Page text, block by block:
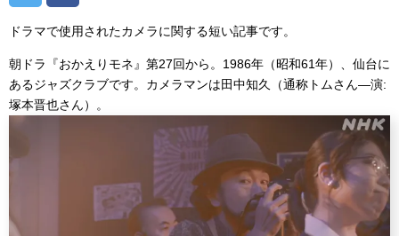
ドラマで使用されたカメラに関する短い記事です。
朝ドラ『おかえりモネ』第27回から。1986年（昭和61年）、仙台に
あるジャズクラブです。カメラマンは田中知久（通称トムさん―演:
塚本晋也さん）。